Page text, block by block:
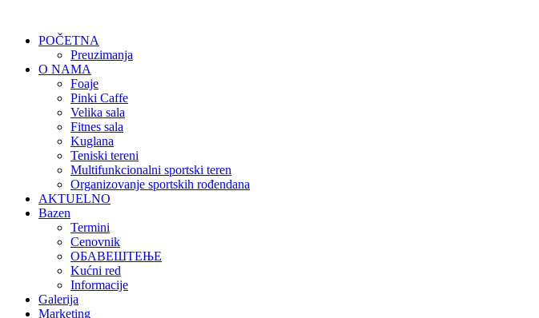
POČETNA
Preuzimanja
O NAMA
Foaje
Pinki Caffe
Velika sala
Fitnes sala
Kuglana
Teniski tereni
Multifunkcionalni sportski teren
Organizovanje sportskih rođendana
AKTUELNO
Bazen
Termini
Cenovnik
ОБАВЕШТЕЊЕ
Kućni red
Informacije
Galerija
Marketing